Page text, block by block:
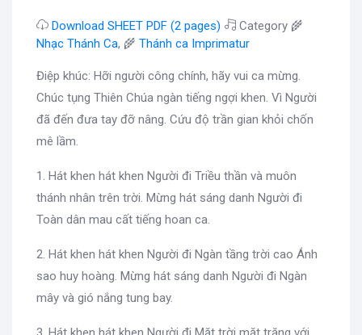
Download SHEET PDF (2 pages)
Category 🌾
Nhạc Thánh Ca, 🌾 Thánh ca Imprimatur
Điệp khúc: Hỡi người công chính, hãy vui ca mừng.
Chúc tụng Thiên Chúa ngàn tiếng ngợi khen. Vì Người
đã đến đưa tay đỡ nâng. Cứu độ trần gian khỏi chốn
mê lầm.
1. Hát khen hát khen Người đi Triều thần và muôn
thánh nhân trên trời. Mừng hát sáng danh Người đi
Toàn dân mau cất tiếng hoan ca.
2. Hát khen hát khen Người đi Ngàn tầng trời cao Ánh
sao huy hoàng. Mừng hát sáng danh Người đi Ngàn
mây và gió nắng tung bay.